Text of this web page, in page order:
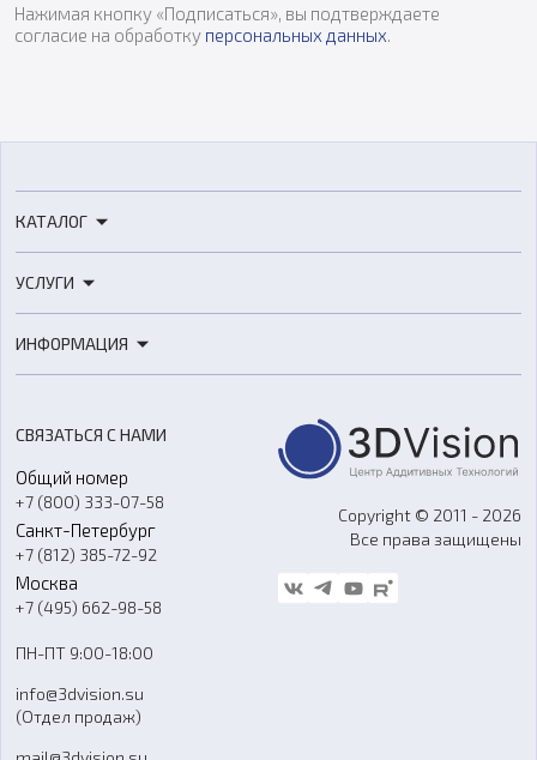
Нажимая кнопку «Подписаться», вы подтверждаете
согласие на обработку персональных данных.
КАТАЛОГ
3D-сканеры
Расходные материалы
Оборудование и материалы для вакуумного литья
Аксессуары и прочее оборудование
Программное обеспечение
УСЛУГИ
3D-моделирование
Ремонт и услуги
ИНФОРМАЦИЯ
О компании
Контакты
Гос. закупки
Стать дилером
Блог
FAQ
СВЯЗАТЬСЯ С НАМИ
Общий номер
+7 (800) 333-07-58
Санкт-Петербург
+7 (812) 385-72-92
Москва
+7 (495) 662-98-58
ПН-ПТ 9:00-18:00
info@3dvision.su
(Отдел продаж)
Copyright © 2011 - 2026
Все права защищены